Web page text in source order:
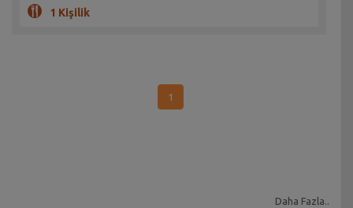
1 Kişilik
1
Daha Fazla..